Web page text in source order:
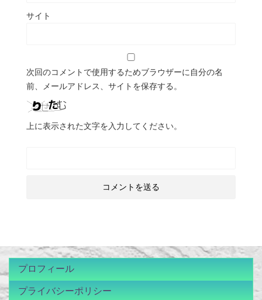
サイト
次回のコメントで使用するためブラウザーに自分の名
前、メールアドレス、サイトを保存する。
上に表示された文字を入力してください。
プロフィール
プライバシーポリシー